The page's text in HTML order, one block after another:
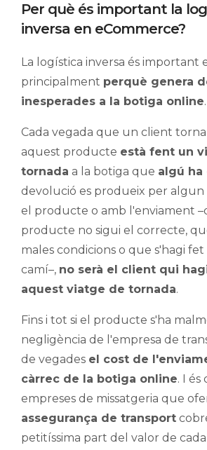
Per què és important la
inversa en eCommerce?
La logística inversa és important
principalment perquè genera
inesperades a la botiga online.
Cada vegada que un client
aquest producte està fent un
tornada a la botiga que algú ha
devolució es produeix per
el producte o amb l'enviament
producte no sigui el correcte,
males condicions o que s'hagi fet
camí–, no serà el client qui
aquest viatge de tornada.
Fins i tot si el producte s'ha
negligència de l'empresa de
de vegades el cost de
càrrec de la botiga online. I
empreses de missatgeria que
assegurança de transport
petitíssima part del valor de